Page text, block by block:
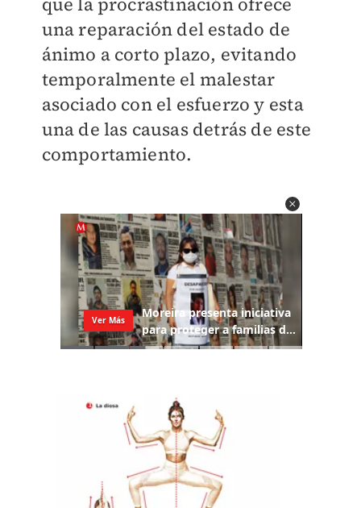
una reparación del estado de
ánimo a corto plazo, evitando
temporalmente el malestar
asociado con el esfuerzo y esta
una de las causas detrás de este
comportamiento.